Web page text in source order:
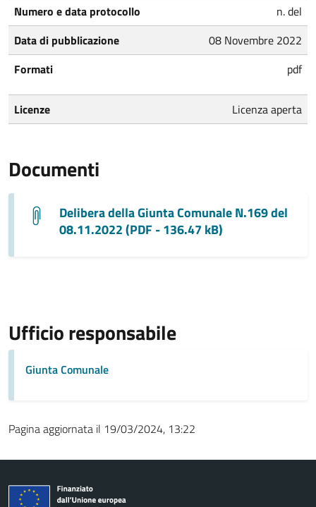
Numero e data protocollo
n. del
Data di pubblicazione
08 Novembre 2022
Formati
pdf
Licenze Licenza aperta
Documenti
Delibera della Giunta Comunale N.169 del
08.11.2022 (PDF - 136.47 kB)
Ufficio responsabile
Giunta Comunale
Pagina aggiornata il 19/03/2024, 13:22